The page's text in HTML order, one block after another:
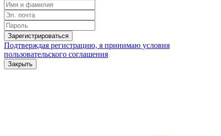
Зарегистрироваться
Подтверждая регистрацию, я принимаю условия
пользовательского соглашения
Закрыть